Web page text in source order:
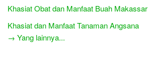
Khasiat Obat dan Manfaat Buah Makassar
Khasiat dan Manfaat Tanaman Angsana
→ Yang lainnya...